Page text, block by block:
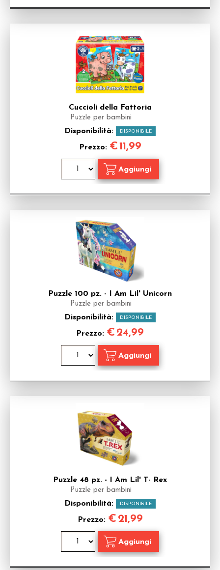
Cuccioli della Fattoria
Puzzle per bambini
Disponibilità: DISPONIBILE
Prezzo: €11,99
Puzzle 100 pz. - I Am Lil' Unicorn
Puzzle per bambini
Disponibilità: DISPONIBILE
Prezzo: € 24,99
Puzzle 48 pz. - I Am Lil' T- Rex
Puzzle per bambini
Disponibilità: DISPONIBILE
Prezzo: € 21,99